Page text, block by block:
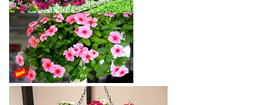
132
-
168
Võ
Chí
Công
-
Hòa